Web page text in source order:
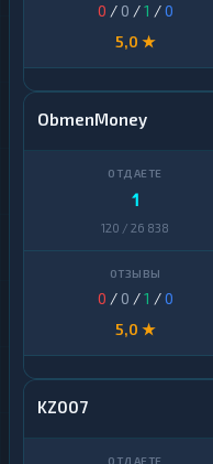
0 / 0 /1 /0
5,0 ★
ObmenMoney
1
120 / 26 838
0 / 0 /1 /0
5,0 ★
KZ007